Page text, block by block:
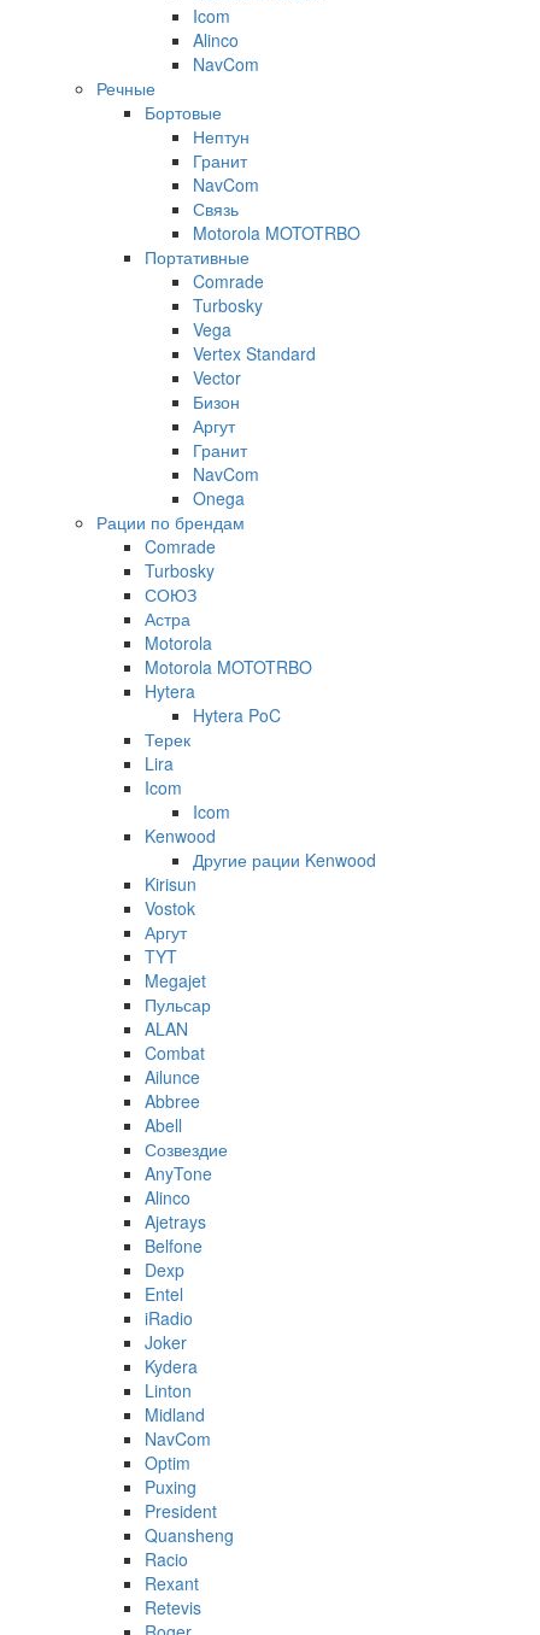
Icom
Alinco
NavCom
Речные
Бортовые
Нептун
Гранит
NavCom
Связь
Motorola MOTOTRBO
Портативные
Comrade
Turbosky
Vega
Vertex Standard
Vector
Бизон
Аргут
Гранит
NavCom
Onega
Рации по брендам
Comrade
Turbosky
СОЮЗ
Астра
Motorola
Motorola MOTOTRBO
Hytera
Hytera PoC
Терек
Lira
Icom
Icom
Kenwood
Другие рации Kenwood
Kirisun
Vostok
Аргут
TYT
Megajet
Пульсар
ALAN
Combat
Ailunce
Abbree
Abell
Созвездие
AnyTone
Alinco
Ajetrays
Belfone
Dexp
Entel
iRadio
Joker
Kydera
Linton
Midland
NavCom
Optim
Puxing
President
Quansheng
Racio
Rexant
Retevis